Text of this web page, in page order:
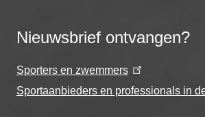
Nieuwsbrief ontvangen?
Sporters en zwemmers
Sportaanbieders en professionals in